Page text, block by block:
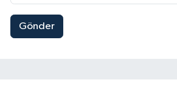
Gönder